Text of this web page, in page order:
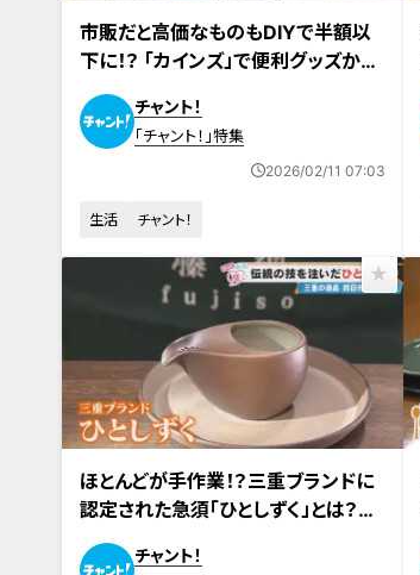
市販だと高価なものもDIYで半額以
下に！？ 「カインズ」で便利グッズから
DIYまでお客さんの買い物密着
チャント！
「チャント！」特集
2026/02/11 07:03
生活 チャント！
ほとんどが手作業！？三重ブランドに
認定された急須「ひとしずく」とは？職
人が守る伝統技術に迫る
チャント！